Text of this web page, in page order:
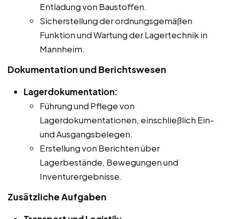
Entladung von Baustoffen.
Sicherstellung der ordnungsgemäßen
Funktion und Wartung der Lagertechnik in
Mannheim.
Dokumentation und Berichtswesen
Lagerdokumentation:
Führung und Pflege von
Lagerdokumentationen, einschließlich Ein-
und Ausgangsbelegen.
Erstellung von Berichten über
Lagerbestände, Bewegungen und
Inventurergebnisse.
Zusätzliche Aufgaben